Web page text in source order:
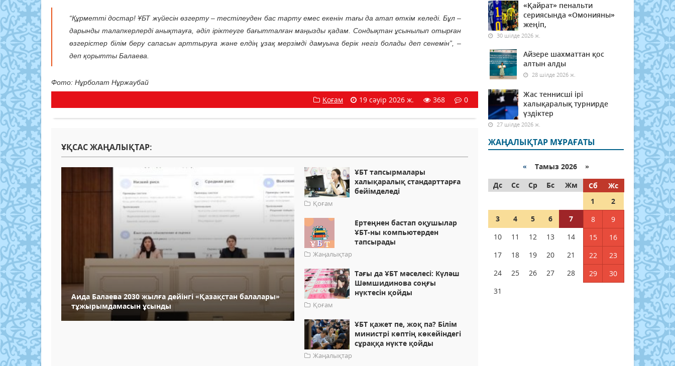
“Құрметті достар! ҰБТ жүйесін өзгерту – тестілеуден бас тарту емес екенін тағы да атап өткім келеді. Бұл –
дарынды талапкерлерді анықтауға, әділ іріктеуге бағытталған маңызды қадам. Сондықтан ұсынылып отырған
өзгерістер білім беру сапасын арттыруға және елдің ұзақ мерзімді дамуына берік негіз болады деп сенемін”, –
деп қорытты Балаева.
Фото: Нұрболат Нұржаубай
Қоғам 19 сәуір 2026 ж. 368 0
ҰҚСАС ЖАҢАЛЫҚТАР:
Аида Балаева 2030 жылға дейінгі «Қазақстан балалары»
тұжырымдамасын ұсынды
ҰБТ тапсырмалары
халықаралық стандарттарға
бейімделеді
Қоғам
Ертеңнен бастап оқушылар
ҰБТ-ны компьютерден
тапсырады
Жаңалықтар
Тағы да ҰБТ мәселесі: Күләш
Шәмшидинова соңғы
нүктесін қойды
Қоғам
ҰБТ қажет пе, жоқ па? Білім
министрі көптің көкейіндегі
сұраққа нүкте қойды
Жаңалықтар
«Қайрат» пенальти
сериясында «Омонияны»
жеңіп,
30 шілде 2026 ж.
Айзере шахматтан қос
алтын алды
28 шілде 2026 ж.
Жас теннисші ірі
халықаралық турнирде
үздіктер
27 шілде 2026 ж.
ЖАҢАЛЫҚТАР МҰРАҒАТЫ
« Тамыз 2026 »
Дс
Сс Ср Бс Жм Сб
Жс
1
2
3
4 5 6 7 8
9
10
11 12 13 14 15
16
17
18 19 20 21 22
23
24
25 26 27 28 29
30
31